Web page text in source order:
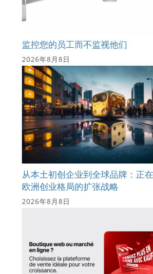
监控您的员工而不监视他们
2026年8月8日
从本土初创企业到全球品牌：正
欧洲创业格局的扩张战略
2026年8月8日